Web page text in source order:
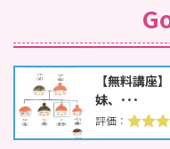
【無料講座
妹、･･･